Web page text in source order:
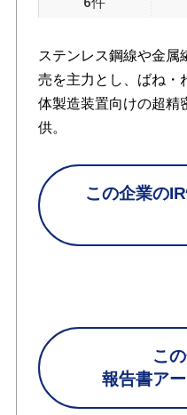
ステンレス鋼線や金属
売を主力とし、ばね・
体製造装置向けの超精
供。
この企業の
こ
報告書ア